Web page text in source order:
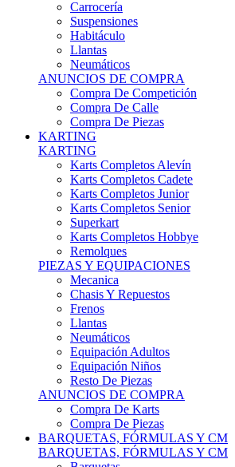
Habitáculo
Llantas
Neumáticos
ANUNCIOS DE COMPRA
Compra De Competición
Compra De Calle
Compra De Piezas
KARTING
KARTING
Karts Completos Alevín
Karts Completos Cadete
Karts Completos Junior
Karts Completos Senior
Superkart
Karts Completos Hobbye
Remolques
PIEZAS Y EQUIPACIONES
Mecanica
Chasis Y Repuestos
Frenos
Llantas
Neumáticos
Equipación Adultos
Equipación Niños
Resto De Piezas
ANUNCIOS DE COMPRA
Compra De Karts
Compra De Piezas
BARQUETAS, FÓRMULAS Y CM
BARQUETAS, FÓRMULAS Y CM
Barquetas
Fórmulas